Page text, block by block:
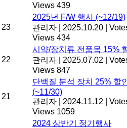
Views 439
23
2025년 F/W 행사 (~12/19)
관리자
2025.10.20
Views 434
22
시약/장치류 전품목 15%
관리자
2025.07.02
Views 847
21
단백질 분석 장치 25% 할
(~11/30)
관리자
2024.11.12
Views 1059
2024 상반기 정기행사